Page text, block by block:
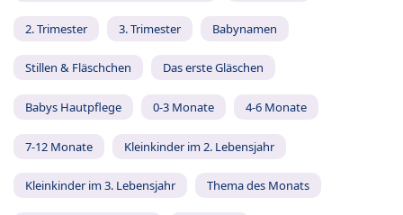
2. Trimester 3. Trimester Babynamen
Stillen & Fläschchen Das erste Gläschen
Babys Hautpflege 0-3 Monate 4-6 Monate
7-12 Monate Kleinkinder im 2. Lebensjahr
Kleinkinder im 3. Lebensjahr Thema des Monats